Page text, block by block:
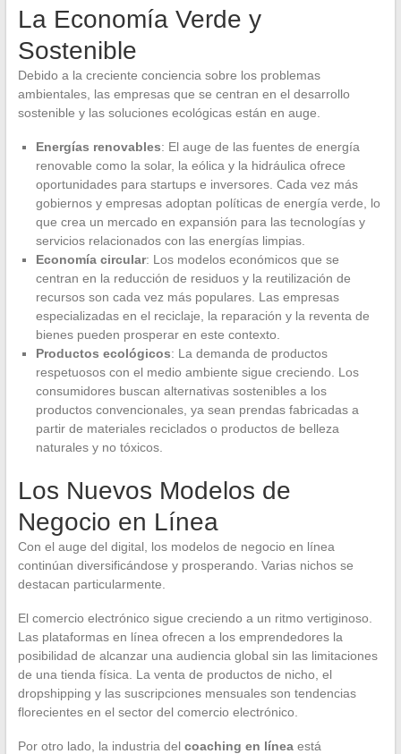
La Economía Verde y
Sostenible
Debido a la creciente conciencia sobre los problemas
ambientales, las empresas que se centran en el desarrollo
sostenible y las soluciones ecológicas están en auge.
Energías renovables: El auge de las fuentes de energía
renovable como la solar, la eólica y la hidráulica ofrece
oportunidades para startups e inversores. Cada vez más
gobiernos y empresas adoptan políticas de energía verde, lo
que crea un mercado en expansión para las tecnologías y
servicios relacionados con las energías limpias.
Economía circular: Los modelos económicos que se
centran en la reducción de residuos y la reutilización de
recursos son cada vez más populares. Las empresas
especializadas en el reciclaje, la reparación y la reventa de
bienes pueden prosperar en este contexto.
Productos ecológicos: La demanda de productos
respetuosos con el medio ambiente sigue creciendo. Los
consumidores buscan alternativas sostenibles a los
productos convencionales, ya sean prendas fabricadas a
partir de materiales reciclados o productos de belleza
naturales y no tóxicos.
Los Nuevos Modelos de
Negocio en Línea
Con el auge del digital, los modelos de negocio en línea
continúan diversificándose y prosperando. Varias nichos se
destacan particularmente.
El comercio electrónico sigue creciendo a un ritmo vertiginoso.
Las plataformas en línea ofrecen a los emprendedores la
posibilidad de alcanzar una audiencia global sin las limitaciones
de una tienda física. La venta de productos de nicho, el
dropshipping y las suscripciones mensuales son tendencias
florecientes en el sector del comercio electrónico.
Por otro lado, la industria del coaching en líneaestá